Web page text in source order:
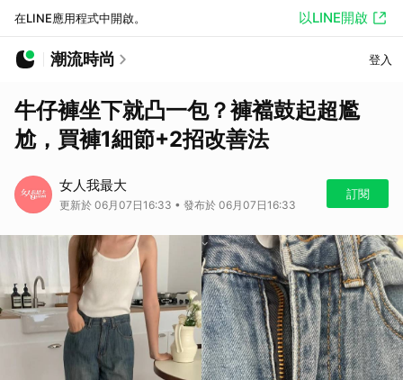
在LINE應用程式中開啟。 以LINE開啟
潮流時尚 登入
牛仔褲坐下就凸一包？褲襠鼓起超尷
尬，買褲1細節+2招改善法
女人我最大
更新於 06月07日16:33 • 發布於 06月07日16:33
訂閱